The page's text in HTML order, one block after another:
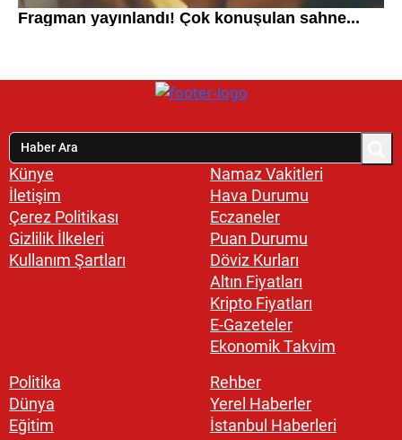
Künye
İletişim
Çerez Politikası
Gizlilik İlkeleri
Kullanım Şartları
Namaz Vakitleri
Hava Durumu
Eczaneler
Puan Durumu
Döviz Kurları
Altın Fiyatları
Kripto Fiyatları
E-Gazeteler
Ekonomik Takvim
Politika
Dünya
Eğitim
Rehber
Yerel Haberler
İstanbul Haberleri